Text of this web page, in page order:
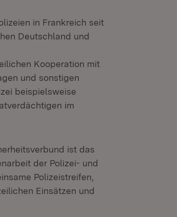
in Frankreich seit
Deutschland und
Kooperation mit
und sonstigen
beispielsweise
im
ist das
der Polizei- und
Polizeistreifen,
Einsätzen und